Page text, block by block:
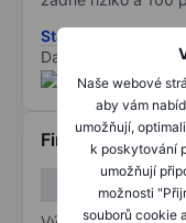
Naše webové
aby vám
umožňují,
k poskytování
umožňují
možnosti
souborů cookie
Stáhněte si
Data poskytnuta od
Finanční